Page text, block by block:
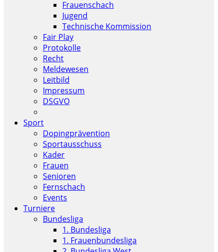
Frauenschach
Jugend
Technische Kommission
Fair Play
Protokolle
Recht
Meldewesen
Leitbild
Impressum
DSGVO
Sport
Dopingprävention
Sportausschuss
Kader
Frauen
Senioren
Fernschach
Events
Turniere
Bundesliga
1. Bundesliga
1. Frauenbundesliga